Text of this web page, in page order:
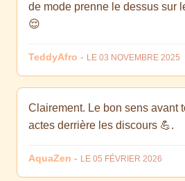
de mode prenne le dessus sur
😌
TeddyAfro - LE 03 NOVEMBRE 2025
Clairement. Le bon sens avant
actes derrière les discours 💪.
AquaZen - LE 05 FÉVRIER 2026